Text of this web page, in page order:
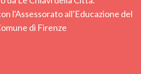
l'Assessorato all'Educazione del
di Firenze